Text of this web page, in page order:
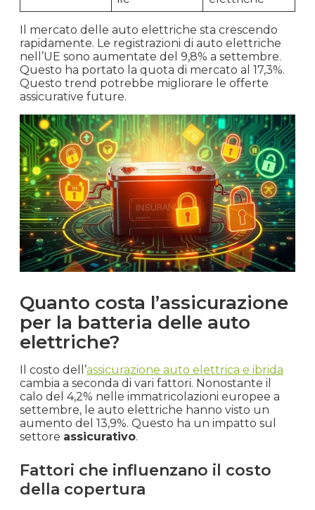
Il mercato delle auto elettriche sta crescendo
rapidamente. Le registrazioni di auto elettriche
nell’UE sono aumentate del 9,8% a settembre.
Questo ha portato la quota di mercato al 17,3%.
Questo trend potrebbe migliorare le offerte
assicurative future.
Quanto costa l’assicurazione
per la batteria delle auto
elettriche?
Il costo dell’assicurazione auto elettrica e ibrida
cambia a seconda di vari fattori. Nonostante il
calo del 4,2% nelle immatricolazioni europee a
settembre, le auto elettriche hanno visto un
aumento del 13,9%. Questo ha un impatto sul
settore assicurativo.
Fattori che influenzano il costo
della copertura